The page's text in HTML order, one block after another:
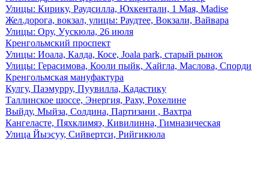
Улицы: Кирику, Раудсилла, Юхкентали, 1 Мая, Madise
Жел.дорога, вокзал, улицы: Раудтее, Вокзали, Вайвара
Улицы: Ору, Уускюла, 26 июля
Кренгольмский проспект
Улицы: Иоала, Калда, Косе, Joala park, старый рынок
Улицы: Герасимова, Кооли пыйк, Хайгла, Маслова, Спорди
Кренгольмская мануфактура
Кулгу, Паэмурру, Пуувилла, Кадастику
Таллинское шоссе, Энергия, Раху, Рохелине
Выйду, Мыйза, Солдина, Партизани , Вахтра
Кангеласте, Пяхклимяэ, Кивилинна, Гимназическая
Улица Йыэсуу, Сийвертси, Рийгикюла